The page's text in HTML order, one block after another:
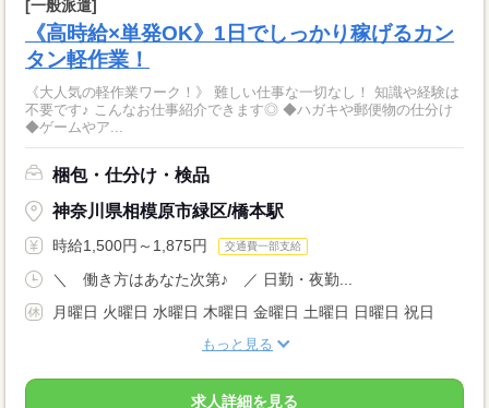
[一般派遣]
《高時給×単発OK》1日でしっかり稼げるカン
タン軽作業！
《大人気の軽作業ワーク！》 難しい仕事な一切なし！ 知識や経験は
不要です♪ こんなお仕事紹介できます◎ ◆ハガキや郵便物の仕分け
◆ゲームやア...
梱包・仕分け・検品
神奈川県相模原市緑区/橋本駅
時給1,500円～1,875円 交通費一部支給
＼ 働き方はあなた次第♪ ／ 日勤・夜勤...
月曜日 火曜日 水曜日 木曜日 金曜日 土曜日 日曜日 祝日
もっと見る
求人詳細を見る